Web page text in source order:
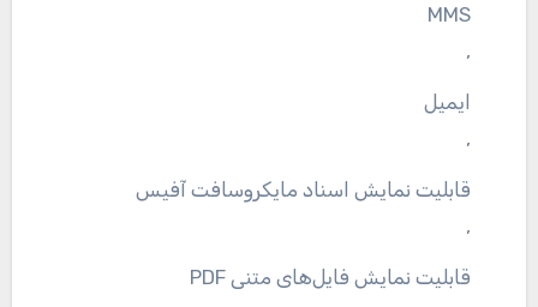
MMS
,
ایمیل
,
قابلیت نمایش اسناد مایکروسافت آفیس
,
قابلیت نمایش فایل‌های متنی PDF